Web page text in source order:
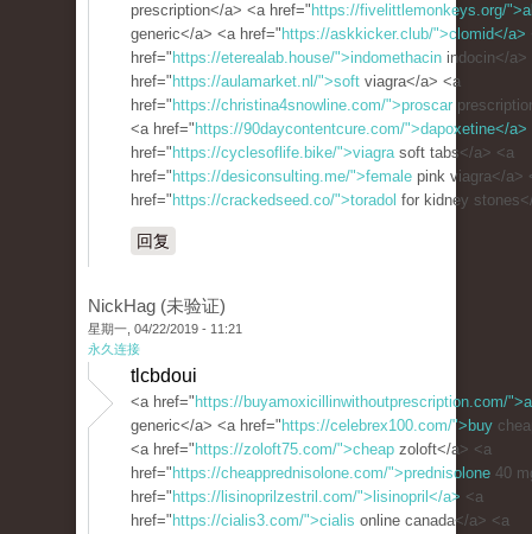
prescription</a> <a href=" https://fivelittlemonkeys.org/
generic</a> <a href=" https://askkicker.club/">clomid</a>
href=" https://eterealab.house/">indomethacin indocin</a>
href=" https://aulamarket.nl/">soft viagra</a> <a
href=" https://christina4snowline.com/">proscar
<a href=" https://90daycontentcure.com/">dapoxetine</a>
href=" https://cyclesoflife.bike/">viagrasoft tabs</a> <a
href=" https://desiconsulting.me/">female pink viagra</a>
href=" https://crackedseed.co/">toradol for kidney
回复
NickHag (未验证)
星期一, 04/22/2019 - 11:21
永久连接
tlcbdoui
<a href=" https://buyamoxicillinwithoutprescription.com/
generic</a> <a href=" https://celebrex100.com/">buy
<a href=" https://zoloft75.com/">cheap zoloft</a> <a
href=" https://cheapprednisolone.com/">prednisolone 40
href=" https://lisinoprilzestril.com/">lisinopril</a> <a
href=" https://cialis3.com/">cialis online canada</a> <a